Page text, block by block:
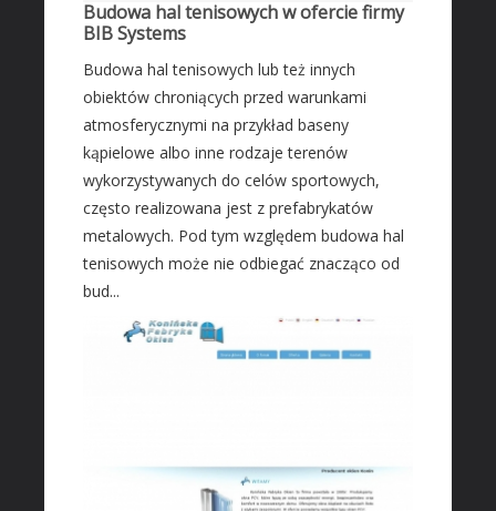
Leczenie
Salony Kosmetyczne
Sprzęt Medyczny
SOFTWARE
Oprogramowanie
Strony Internetowe
KONTAKT
Budowa hal tenisowych w ofercie firmy
BIB Systems
Budowa hal tenisowych lub też innych
obiektów chroniących przed warunkami
atmosferycznymi na przykład baseny
kąpielowe albo inne rodzaje terenów
wykorzystywanych do celów sportowych,
często realizowana jest z prefabrykatów
metalowych. Pod tym względem budowa hal
tenisowych może nie odbiegać znacząco od
bud...